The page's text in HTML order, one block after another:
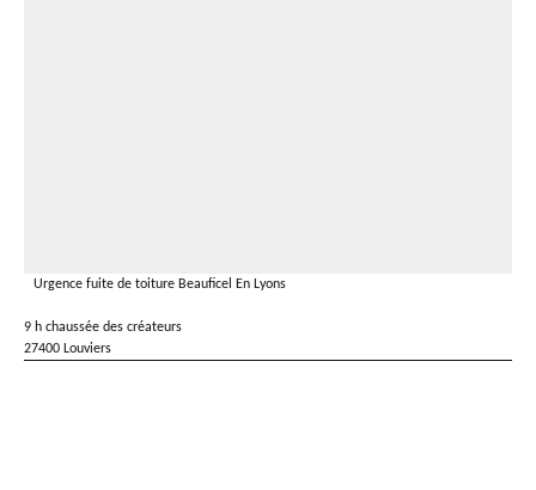
Urgence fuite de toiture Beauficel En Lyons
9 h chaussée des créateurs
27400 Louviers